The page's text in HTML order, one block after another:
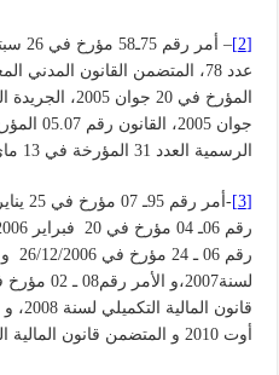
[2]
الرسمية العدد 31 المؤرخة في 13 ماي 2007.
[3]
أوت 2010 و المتضمن قانون المالية التكميلي لسنة 2010